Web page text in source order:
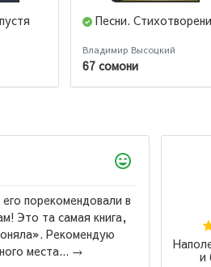
Песни.
Владимир Высоцкий
67 сомони
Я бы назвал эту книгу "Лучшая книга
70 % книг по саморазвитие
этой книги....→